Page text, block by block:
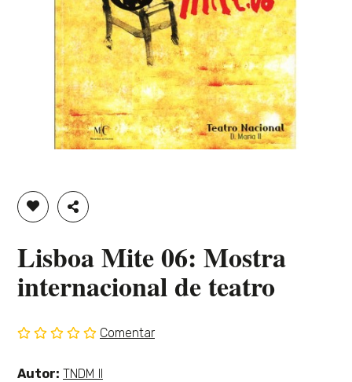
ADICIONAR À LISTA DE DESEJOS
PARTILHAR
Lisboa Mite 06: Mostra
internacional de teatro
classificação
Comentar
Autor: Ver
TNDM II